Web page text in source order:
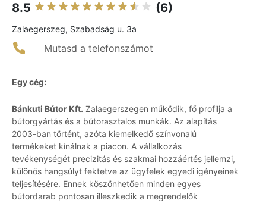
8.5 (6)
Zalaegerszeg, Szabadság u. 3a
Mutasd a telefonszámot
Egy cég:
Bánkuti Bútor Kft. Zalaegerszegen működik, fő profilja a
bútorgyártás és a bútorasztalos munkák. Az alapítás
2003-ban történt, azóta kiemelkedő színvonalú
termékeket kínálnak a piacon. A vállalkozás
tevékenységét precizitás és szakmai hozzáértés jellemzi,
különös hangsúlyt fektetve az ügyfelek egyedi igényeinek
teljesítésére. Ennek köszönhetően minden egyes
bútordarab pontosan illeszkedik a megrendelők